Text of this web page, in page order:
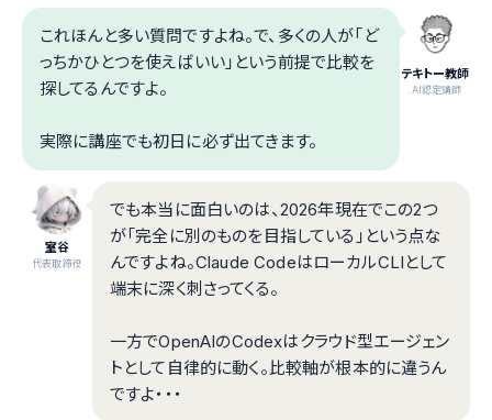
テキトー教師
.AI認定講師
これほんと多い質問ですよね。で、多くの人が「ど
っちかひとつを使えばいい」という前提で比較を
探してるんですよ。
実際に講座でも初日に必ず出てきます。
室谷
代表取締役
でも本当に面白いのは、2026年現在でこの2つ
が「完全に別のものを目指している」という点な
んですよね。Claude CodeはローカルCLIとして
端末に深く刺さってくる。
一方でOpenAIのCodexはクラウド型エージェン
トとして自律的に動く。比較軸が根本的に違うん
ですよ・・・